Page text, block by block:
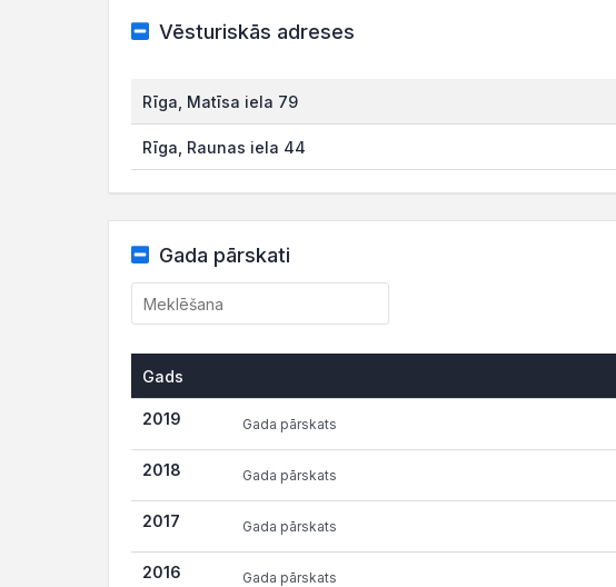
Vēsturiskās adreses
Rīga, Matīsa iela 79
Rīga, Raunas iela 44
Gada pārskati
Gads
Gads
2019 Gada pārskats
2018 Gada pārskats
2017 Gada pārskats
2016 Gada pārskats